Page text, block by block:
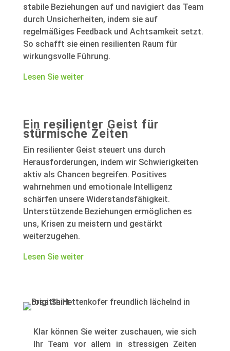
stabile Beziehungen auf und navigiert das Team
durch Unsicherheiten, indem sie auf
regelmäßiges Feedback und Achtsamkeit setzt.
So schafft sie einen resilienten Raum für
wirkungsvolle Führung.
Lesen Sie weiter
Ein resilienter Geist für
stürmische Zeiten
Ein resilienter Geist steuert uns durch
Herausforderungen, indem wir Schwierigkeiten
aktiv als Chancen begreifen. Positives
wahrnehmen und emotionale Intelligenz
schärfen unsere Widerstandsfähigkeit.
Unterstützende Beziehungen ermöglichen es
uns, Krisen zu meistern und gestärkt
weiterzugehen.
Lesen Sie weiter
Klar können Sie weiter zuschauen, wie sich
Ihr Team vor allem in stressigen Zeiten